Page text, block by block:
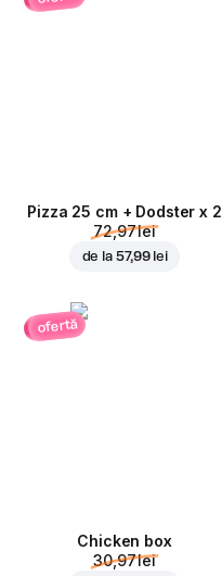
Pizza 25 cm + Dodster x 2
72,97 lei
de la 57,99 lei
ofertă
Chicken box
30,97 lei